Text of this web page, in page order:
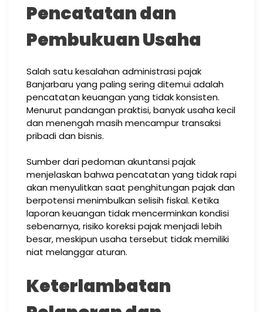
Pencatatan dan
Pembukuan Usaha
Salah satu kesalahan administrasi pajak
Banjarbaru yang paling sering ditemui adalah
pencatatan keuangan yang tidak konsisten.
Menurut pandangan praktisi, banyak usaha kecil
dan menengah masih mencampur transaksi
pribadi dan bisnis.
Sumber dari pedoman akuntansi pajak
menjelaskan bahwa pencatatan yang tidak rapi
akan menyulitkan saat penghitungan pajak dan
berpotensi menimbulkan selisih fiskal. Ketika
laporan keuangan tidak mencerminkan kondisi
sebenarnya, risiko koreksi pajak menjadi lebih
besar, meskipun usaha tersebut tidak memiliki
niat melanggar aturan.
Keterlambatan